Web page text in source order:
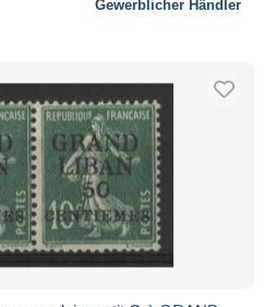
Gewerblicher Händler